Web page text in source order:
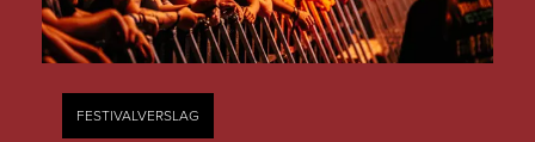
FESTIVALVERSLAG